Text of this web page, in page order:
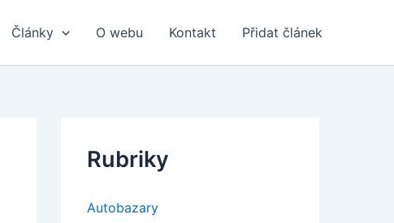
Články O webu Kontakt Přidat článek
Rubriky
Autobazary